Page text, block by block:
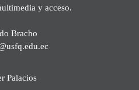
y acceso.
Bracho
Palacios